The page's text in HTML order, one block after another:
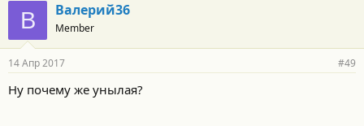
:
В Валерий36
Member
14 Апр 2017 #49
Ну почему же унылая?